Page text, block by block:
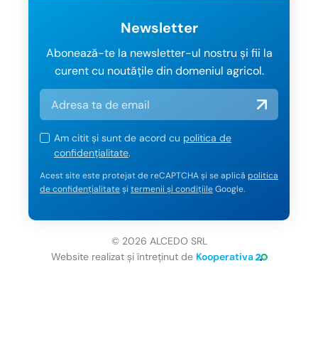
Newsletter
Abonează-te la newsletter-ul nostru și fii la
curent cu noutățile din domeniul agricol.
Am citit și sunt de acord cu politica de
confidențialitate.
Acest site este protejat de reCAPTCHA și se aplică politica
de confidențialitateși termenii și condițiileGoogle.
© 2026 ALCEDO SRL
Website realizat și întreținut de Kooperativa